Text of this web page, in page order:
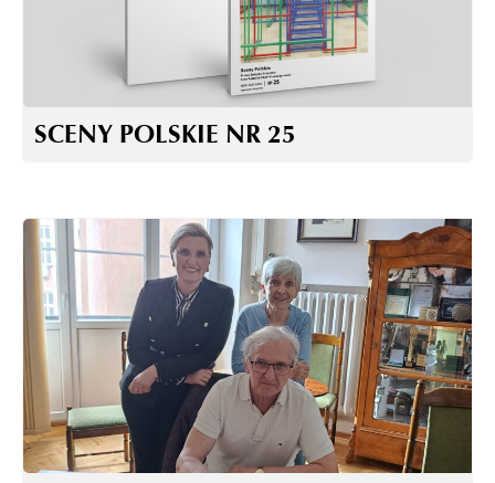
SCENY POLSKIE NR 25